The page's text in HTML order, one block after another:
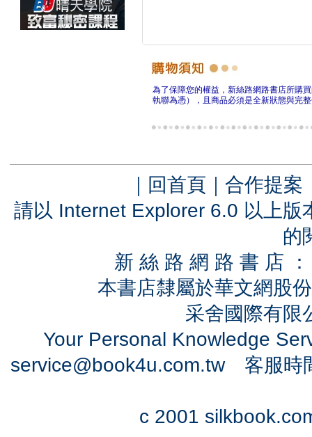
為了保障您的權益，新絲路網路書店所購
執聯為憑），且商品必須是全新狀態與完
｜ 回首頁 ｜ 合作提案
請以 Internet Explorer 6.0 以上
的
新 絲 路 網 路 書 店
本書店隸屬於華文網股
采舍國際有
Your Personal Knowledge
service@book4u.com.tw客服時
c 2001